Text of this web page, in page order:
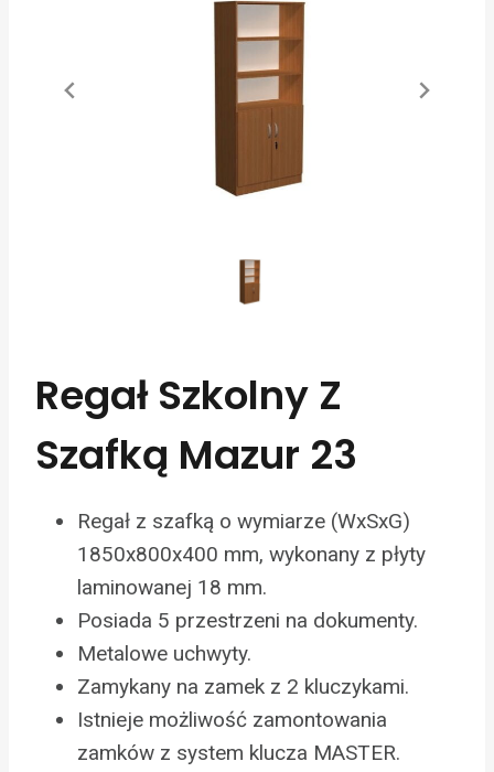
Regał Szkolny Z
Szafką Mazur 23
Regał z szafką o wymiarze (WxSxG)
1850x800x400 mm, wykonany z płyty
laminowanej 18 mm.
Posiada 5 przestrzeni na dokumenty.
Metalowe uchwyty.
Zamykany na zamek z 2 kluczykami.
Istnieje możliwość zamontowania
zamków z system klucza MASTER.